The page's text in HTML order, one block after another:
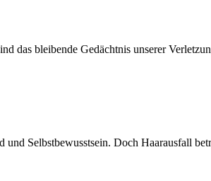
das bleibende Gedächtnis unserer
Selbstbewusstsein. Doch Haarausfall